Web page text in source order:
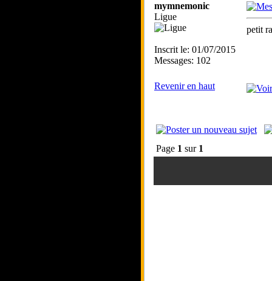
mymnemonic
Ligue
Inscrit le: 01/07/2015
Messages: 102
petit
Revenir en haut
Page 1 sur 1